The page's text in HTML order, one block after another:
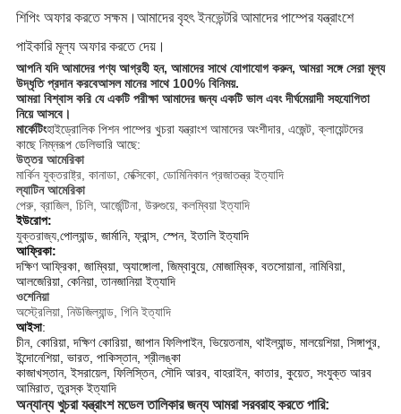
শিপিং অফার করতে সক্ষম।আমাদের বৃহৎ ইনভেন্টরি আমাদের পাম্পের যন্ত্রাংশে
পাইকারি মূল্য অফার করতে দেয়।
আপনি যদি আমাদের পণ্য আগ্রহী হন, আমাদের সাথে যোগাযোগ করুন, আমরা সঙ্গে সেরা মূল্য
উদ্ধৃতি প্রদান করবেআসল মানের সাথে 100% বিনিময়.
আমরা বিশ্বাস করি যে একটি পরীক্ষা আমাদের জন্য একটি ভাল এবং দীর্ঘমেয়াদী সহযোগিতা
নিয়ে আসবে।
মার্কেটিংহাইড্রোলিক পিশন পাম্পের খুচরা যন্ত্রাংশ আমাদের অংশীদার, এজেন্ট, ক্লায়েন্টদের
কাছে নিম্নরূপ ডেলিভারি আছে:
উত্তর আমেরিকা
মার্কিন যুক্তরাষ্ট্র, কানাডা, মেক্সিকো, ডোমিনিকান প্রজাতন্ত্র ইত্যাদি
ল্যাটিন আমেরিকা
পেরু, ব্রাজিল, চিলি, আর্জেন্টিনা, উরুগুয়ে, কলম্বিয়া ইত্যাদি
ইউরোপ:
যুক্তরাজ্য,পোল্যান্ড, জার্মানি, ফ্রান্স, স্পেন, ইতালি ইত্যাদি
আফ্রিকা:
দক্ষিণ আফ্রিকা, জাম্বিয়া, অ্যাঙ্গোলা, জিম্বাবুয়ে, মোজাম্বিক, বতসোয়ানা, নামিবিয়া,
আলজেরিয়া, কেনিয়া, তানজানিয়া ইত্যাদি
ওশেনিয়া
অস্ট্রেলিয়া, নিউজিল্যান্ড, গিনি ইত্যাদি
আইসা:
চীন, কোরিয়া, দক্ষিণ কোরিয়া, জাপান ফিলিপাইন, ভিয়েতনাম, থাইল্যান্ড, মালয়েশিয়া, সিঙ্গাপুর,
ইন্দোনেশিয়া, ভারত, পাকিস্তান, শ্রীলঙ্কা
কাজাখস্তান, ইসরায়েল, ফিলিস্তিন, সৌদি আরব, বাহরাইন, কাতার, কুয়েত, সংযুক্ত আরব
আমিরাত, তুরস্ক ইত্যাদি
অন্যান্য খুচরা যন্ত্রাংশ মডেল তালিকার জন্য আমরা সরবরাহ করতে পারি: